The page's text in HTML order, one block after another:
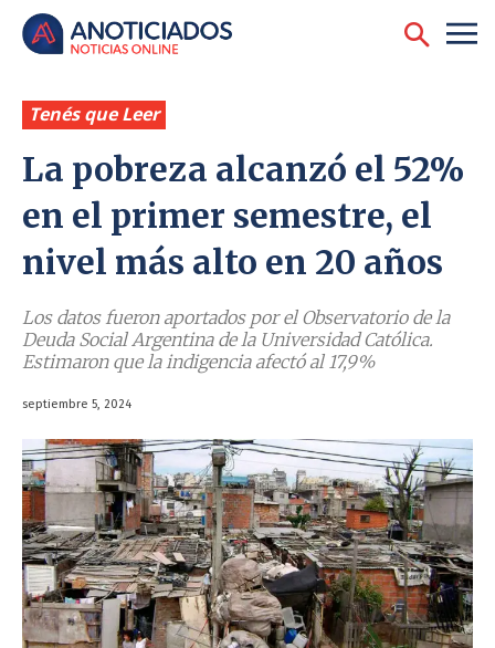
Tenés que Leer
La pobreza alcanzó el 52%
en el primer semestre, el
nivel más alto en 20 años
Los datos fueron aportados por el Observatorio de la
Deuda Social Argentina de la Universidad Católica.
Estimaron que la indigencia afectó al 17,9%
septiembre 5, 2024